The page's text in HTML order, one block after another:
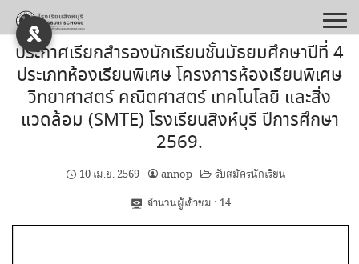
Skip
to
content
ประกาศเรียกสำรองนักเรียนชั้นมัธยมศึกษาปีที่ 4
ประเภทห้องเรียนพิเศษ โครงการห้องเรียนพิเศษ
วิทยาศาสตร์ คณิตศาสตร์ เทคโนโลยี และสิ่ง
แวดล้อม (SMTE) โรงเรียนสิงห์บุรี ปีการศึกษา
2569.
10 เม.ย. 2569 annop
รับสมัครนักเรียน
จำนวนผู้เข้าชม : 14